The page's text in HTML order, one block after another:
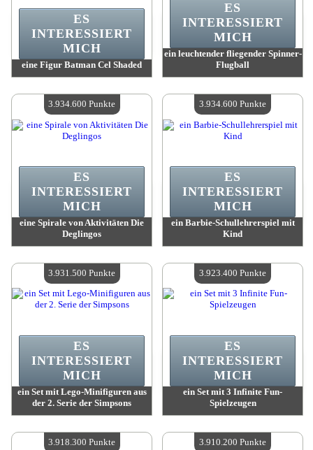
eine Figur Batman Cel Shaded
Verfügbare Menge:4
ES
INTERESSIERT
MICH
ein leuchtender fliegender Spinner-
Flugball
Verfügbare Menge:4
ES
INTERESSIERT
MICH
eine Spirale von Aktivitäten Die
Deglingos
Verfügbare Menge:4
ES
INTERESSIERT
MICH
3.934.600 Punkte
ein Barbie-Schullehrerspiel mit
Kind
Verfügbare Menge:4
ES
INTERESSIERT
MICH
3.934.600 Punkte
ein Set mit Lego-Minifiguren aus
der 2. Serie der Simpsons
Verfügbare Menge:4
ES
INTERESSIERT
MICH
3.931.500 Punkte
ein Set mit 3 Infinite Fun-
Spielzeugen
Verfügbare Menge:4
ES
INTERESSIERT
MICH
3.923.400 Punkte
3.918.300 Punkte 3.910.200 Punkte